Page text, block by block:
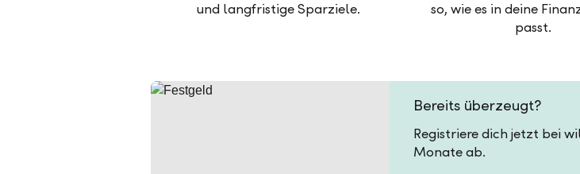
und langfristige Sparziele.
so, wie es in deine
passt.
Bereits überzeugt?
Registriere dich jetzt bei
Monate ab.